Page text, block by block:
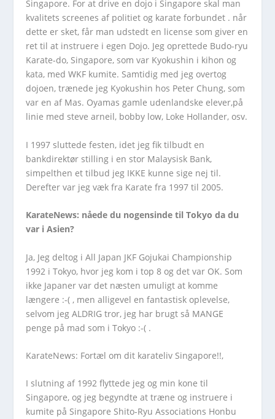
Singapore. For at drive en dojo i Singapore skal man
kvalitets screenes af politiet og karate forbundet . når
dette er sket, får man udstedt en license som giver en
ret til at instruere i egen Dojo. Jeg oprettede Budo-ryu
Karate-do, Singapore, som var Kyokushin i kihon og
kata, med WKF kumite. Samtidig med jeg overtog
dojoen, trænede jeg Kyokushin hos Peter Chung, som
var en af Mas. Oyamas gamle udenlandske elever,på
linie med steve arneil, bobby low, Loke Hollander, osv.
I 1997 sluttede festen, idet jeg fik tilbudt en
bankdirektør stilling i en stor Malaysisk Bank,
simpelthen et tilbud jeg IKKE kunne sige nej til.
Derefter var jeg væk fra Karate fra 1997 til 2005.
KarateNews: nåede du nogensinde til Tokyo da du
var i Asien?
Ja, Jeg deltog i All Japan JKF Gojukai Championship
1992 i Tokyo, hvor jeg kom i top 8 og det var OK. Som
ikke Japaner var det næsten umuligt at komme
længere :-( , men alligevel en fantastisk oplevelse,
selvom jeg ALDRIG tror, jeg har brugt så MANGE
penge på mad som i Tokyo :-( .
KarateNews: Fortæl om dit karateliv Singapore!!,
I slutning af 1992 flyttede jeg og min kone til
Singapore, og jeg begyndte at træne og instruere i
kumite på Singapore Shito-Ryu Associations Honbu